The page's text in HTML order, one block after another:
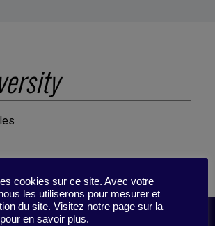
cookies sur ce site. Avec votre
les utiliserons pour mesurer et
du site. Visitez notre page sur la
en savoir plus.